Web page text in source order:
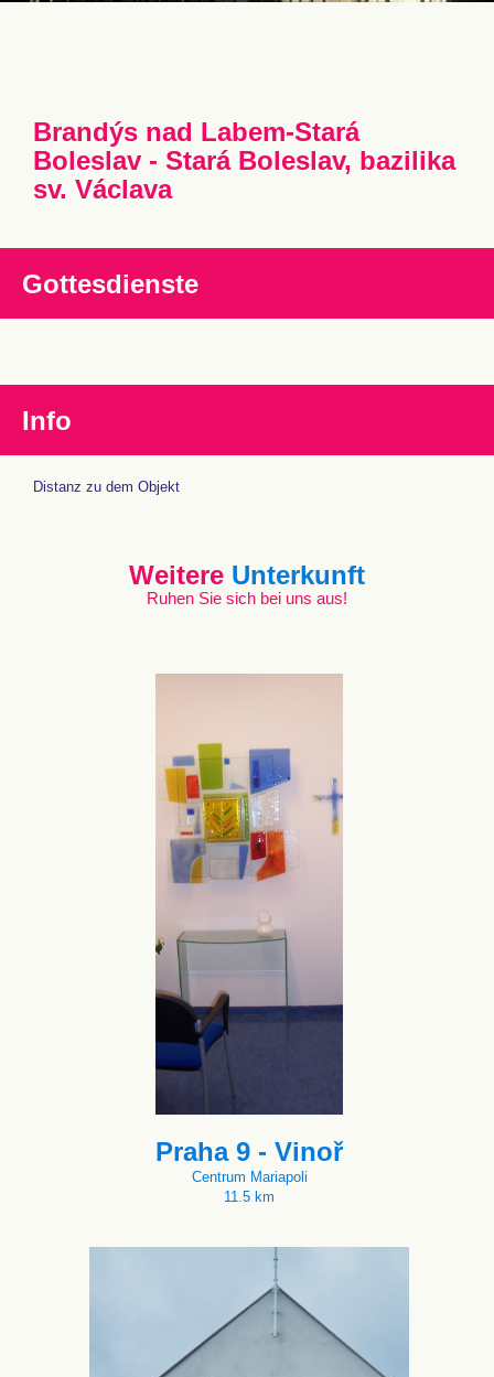
Brandýs nad Labem-Stará
Boleslav - Stará Boleslav, bazilika
sv. Václava
Gottesdienste
Info
Distanz zu dem Objekt
Weitere Unterkunft
Ruhen Sie sich bei uns aus!
Praha 9 - Vinoř
Centrum Mariapoli
11.5 km